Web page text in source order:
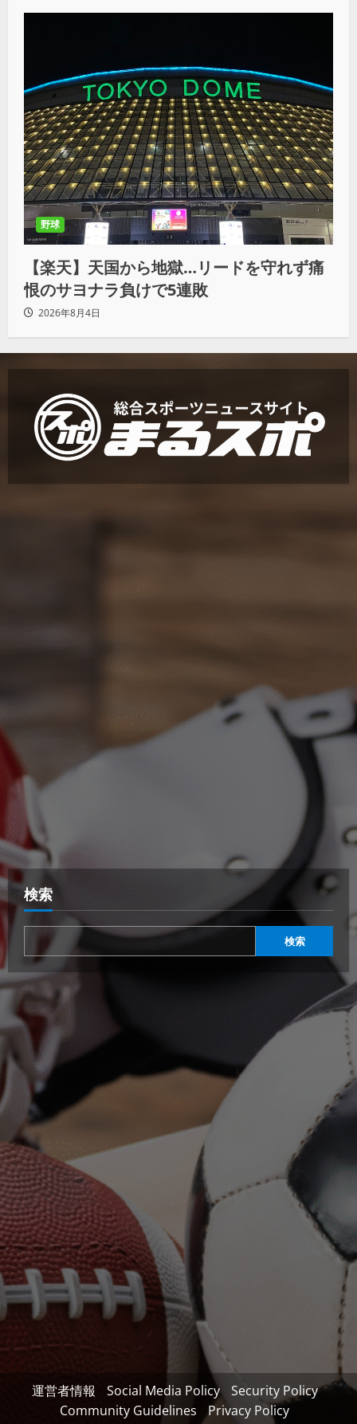
野球
【楽天】天国から地獄…リードを守れず痛
恨のサヨナラ負けで5連敗
2026年8月4日
検索
検索
運営者情報 Social Media Policy
Security Policy
Community Guidelines
Privacy Policy